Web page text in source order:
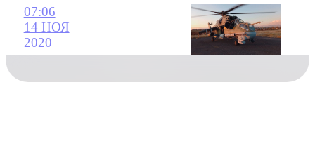
07:06
14 НОЯ
2020